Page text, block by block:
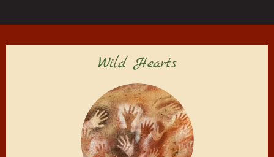
Wild Hearts